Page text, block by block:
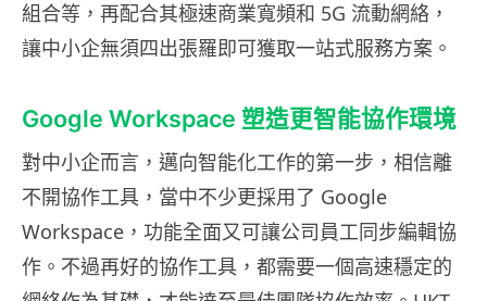
組合等，再配合其極速商業寬頻和 5G 流動網絡，
讓中小企無須四出張羅即可獲取一站式服務方案。
Google Workspace 塑造更智能協作環境
對中小企而言，邁向智能化工作的第一步，相信離
不開協作工具，當中不少更採用了 Google
Workspace，功能全面又可讓公司員工同步編輯協
作。不過再好的協作工具，都需要一個高速穩定的